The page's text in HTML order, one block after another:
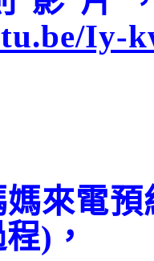
Iy-
來電
)，